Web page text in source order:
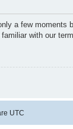
a few
with our
UTC